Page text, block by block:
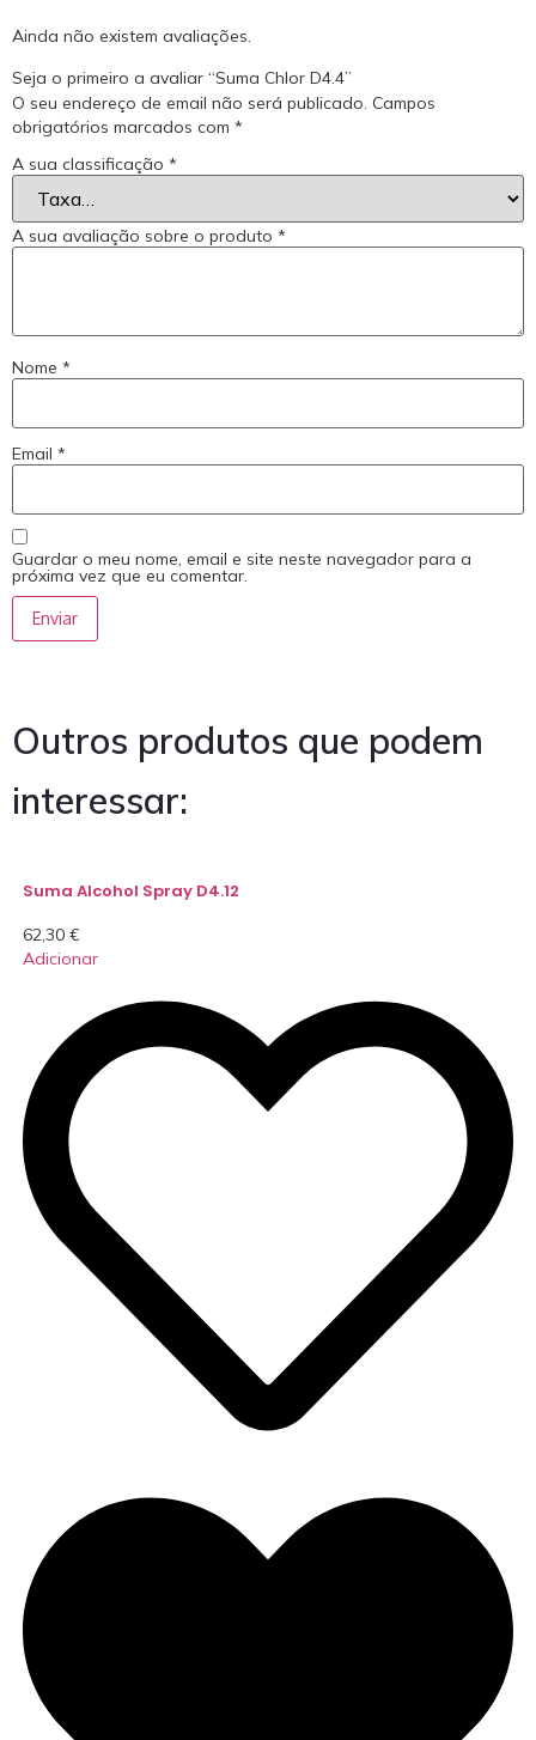
Ainda não existem avaliações.
Seja o primeiro a avaliar “Suma Chlor D4.4”
O seu endereço de email não será publicado. Campos
obrigatórios marcados com *
A sua classificação *
A sua avaliação sobre o produto *
Nome *
Email *
Guardar o meu nome, email e site neste navegador para a
próxima vez que eu comentar.
Outros produtos que podem
interessar:
Suma Alcohol Spray D4.12
62,30 €
Adicionar